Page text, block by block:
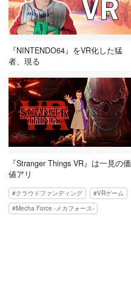
『NINTENDO64』をVR化した猛
者、現る
『Stranger Things VR』は一見の価
値アリ
クラウドファンディング VRゲーム
Mecha Force -メカフォース-